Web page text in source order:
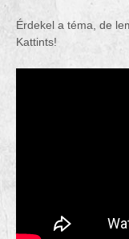
Érdekel a téma, de
Kattints!